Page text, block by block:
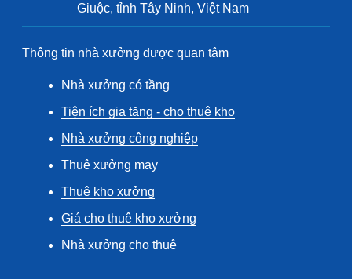
Giuộc, tỉnh Tây Ninh, Việt Nam
Thông tin nhà xưởng được quan tâm
Nhà xưởng có tầng
Tiện ích gia tăng - cho thuê kho
Nhà xưởng công nghiệp
Thuê xưởng may
Thuê kho xưởng
Giá cho thuê kho xưởng
Nhà xưởng cho thuê